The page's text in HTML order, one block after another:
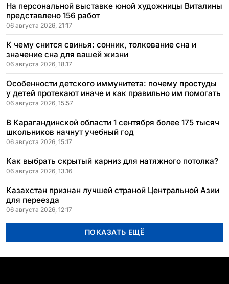
На персональной выставке юной художницы Виталины
представлено 156 работ
06 августа 2026, 21:17
К чему снится свинья: сонник, толкование сна и
значение сна для вашей жизни
06 августа 2026, 18:17
Особенности детского иммунитета: почему простуды
у детей протекают иначе и как правильно им помогать
06 августа 2026, 15:57
В Карагандинской области 1 сентября более 175 тысяч
школьников начнут учебный год
06 августа 2026, 15:17
Как выбрать скрытый карниз для натяжного потолка?
06 августа 2026, 13:16
Казахстан признан лучшей страной Центральной Азии
для переезда
06 августа 2026, 12:17
ПОКАЗАТЬ ЕЩЁ